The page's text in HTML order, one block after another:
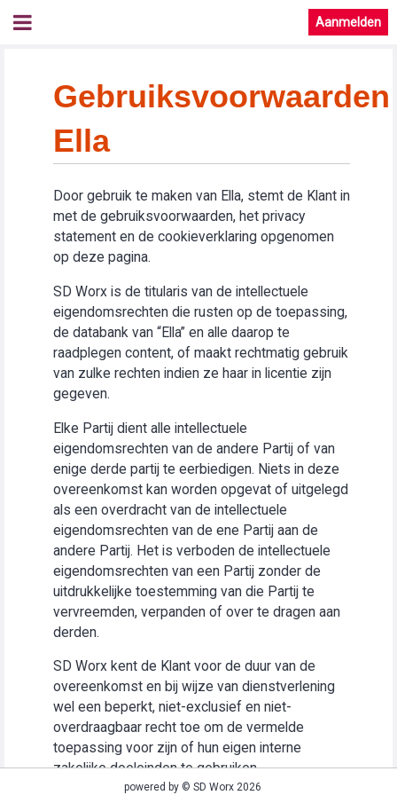
Aanmelden
Gebruiksvoorwaarden
Ella
Door gebruik te maken van Ella, stemt de Klant in
met de gebruiksvoorwaarden, het privacy
statement en de cookieverklaring opgenomen
op deze pagina.
SD Worx is de titularis van de intellectuele
eigendomsrechten die rusten op de toepassing,
de databank van “Ella” en alle daarop te
raadplegen content, of maakt rechtmatig gebruik
van zulke rechten indien ze haar in licentie zijn
gegeven.
Elke Partij dient alle intellectuele
eigendomsrechten van de andere Partij of van
enige derde partij te eerbiedigen. Niets in deze
overeenkomst kan worden opgevat of uitgelegd
als een overdracht van de intellectuele
eigendomsrechten van de ene Partij aan de
andere Partij. Het is verboden de intellectuele
eigendomsrechten van een Partij zonder de
uitdrukkelijke toestemming van die Partij te
vervreemden, verpanden of over te dragen aan
derden.
SD Worx kent de Klant voor de duur van de
overeenkomst en bij wijze van dienstverlening
wel een beperkt, niet-exclusief en niet-
overdraagbaar recht toe om de vermelde
toepassing voor zijn of hun eigen interne
zakelijke doeleinden te gebruiken
(“Gebruiksrecht”).powered by © SD Worx 2026